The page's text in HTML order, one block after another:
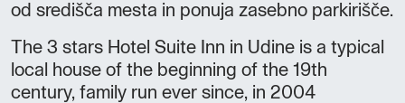
od središča mesta in ponuja zasebno parkirišče.
The 3 stars Hotel Suite Inn in Udine is a typical
local house of the beginning of the 19th
century, family run ever since, in 2004